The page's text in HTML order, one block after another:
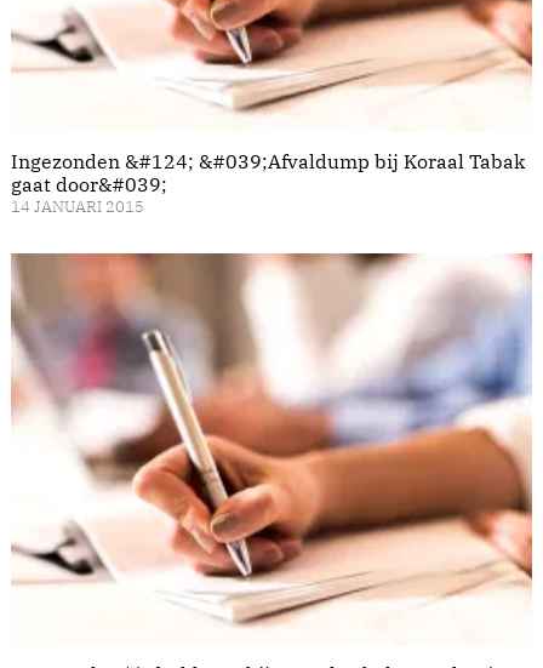
Ingezonden &#124; &#039;Afvaldump bij Koraal Tabak
gaat door&#039;
14 JANUARI 2015